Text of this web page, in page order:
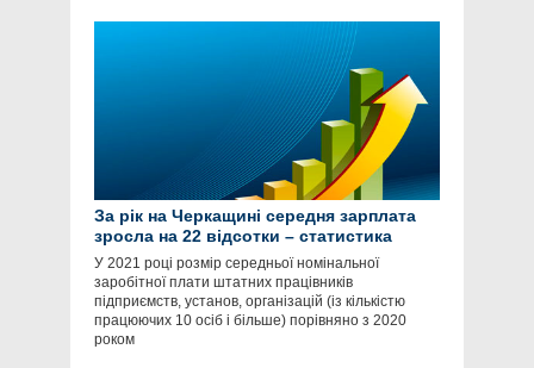
За рік на Черкащині середня зарплата
зросла на 22 відсотки – статистика
У 2021 році розмір середньої номінальної
заробітної плати штатних працівників
підприємств, установ, організацій (із кількістю
працюючих 10 осіб і більше) порівняно з 2020
роком